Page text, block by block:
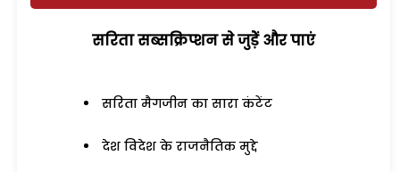
सरिता सब्सक्रिप्शन से जुड़ेें और पाएं
सरिता मैगजीन का सारा कंटेंट
देश विदेश के राजनैतिक मुद्दे